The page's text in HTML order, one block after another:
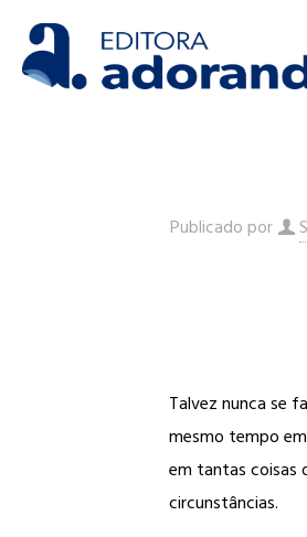
Publicado por
Talvez nunca se
mesmo tempo
em tantas coisas
circunstâncias.